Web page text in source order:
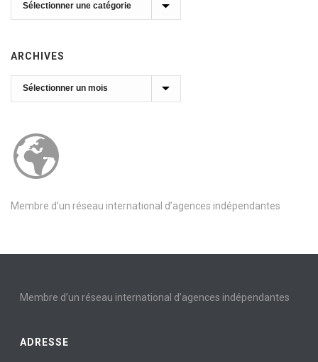
ARCHIVES
Archives
Membre d’un réseau international d’agences indépendantes
Membre d’un réseau international d’agences indépendantes
ADRESSE